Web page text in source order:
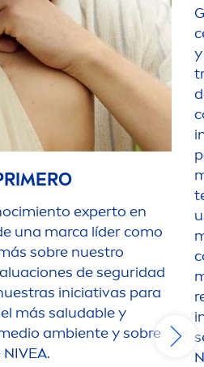
experto en
una marca líder como
sobre nuestro
de seguridad
iniciativas para
más saludable y
ambiente y sobre
NIVEA.